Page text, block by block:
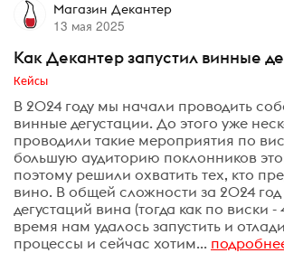
Магазин Декантер
13 мая 2025
Как Декантер запустил винные
Кейсы
В 2024 году мы начали проводить
винные дегустации. До этого уже
проводили такие мероприятия по
большую аудиторию поклонников
поэтому решили охватить тех, кто
вино. В общей сложности за 2024
дегустаций вина (тогда как по виски -
время нам удалось запустить и
процессы и сейчас хотим...